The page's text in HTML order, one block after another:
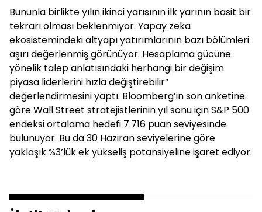
Bununla birlikte yılın ikinci yarısının ilk yarının basit bir
tekrarı olması beklenmiyor. Yapay zeka
ekosistemindeki altyapı yatırımlarının bazı bölümleri
aşırı değerlenmiş görünüyor. Hesaplama gücüne
yönelik talep anlatısındaki herhangi bir değişim
piyasa liderlerini hızla değiştirebilir”
değerlendirmesini yaptı. Bloomberg’in son anketine
göre Wall Street stratejistlerinin yıl sonu için S&P 500
endeksi ortalama hedefi 7.716 puan seviyesinde
bulunuyor. Bu da 30 Haziran seviyelerine göre
yaklaşık %3’lük ek yükseliş potansiyeline işaret ediyor.